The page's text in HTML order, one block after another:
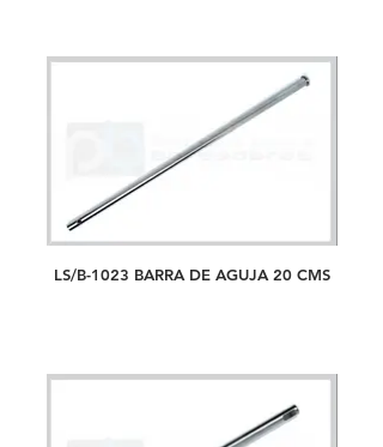
LS/B-1023 BARRA DE AGUJA 20 CMS